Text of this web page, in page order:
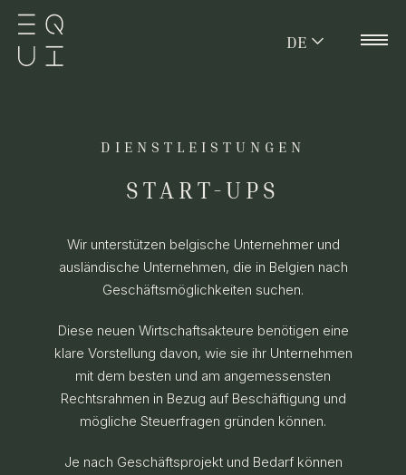
DE
DIENSTLEISTUNGEN
START-UPS
Wir unterstützen belgische Unternehmer und
ausländische Unternehmen, die in Belgien nach
Geschäftsmöglichkeiten suchen.
Diese neuen Wirtschaftsakteure benötigen eine
klare Vorstellung davon, wie sie ihr Unternehmen
mit dem besten und am angemessensten
Rechtsrahmen in Bezug auf Beschäftigung und
mögliche Steuerfragen gründen können.
Je nach Geschäftsprojekt und Bedarf können